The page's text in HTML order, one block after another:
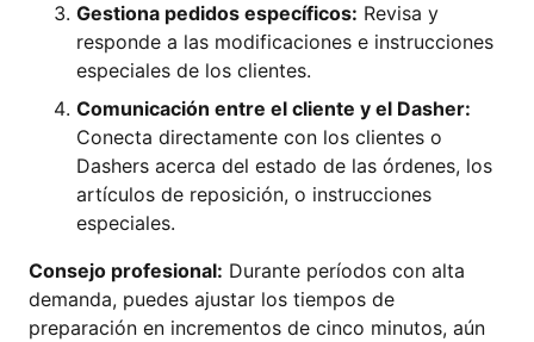
Gestiona pedidos específicos: Revisa y
responde a las modificaciones e instrucciones
especiales de los clientes.
Comunicación entre el cliente y el Dasher:
Conecta directamente con los clientes o
Dashers acerca del estado de las órdenes, los
artículos de reposición, o instrucciones
especiales.
Consejo profesional: Durante períodos con alta
demanda, puedes ajustar los tiempos de
preparación en incrementos de cinco minutos, aún